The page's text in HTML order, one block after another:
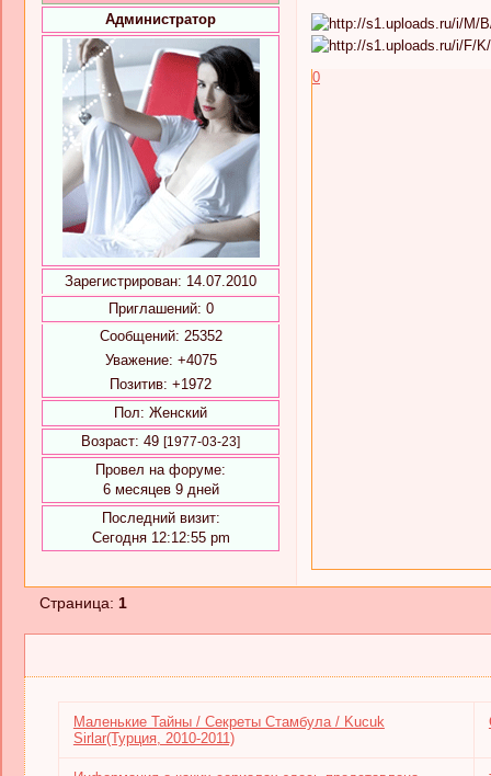
Администратор
Зарегистрирован: 14.07.2010
Приглашений: 0
Сообщений: 25352
Уважение: +4075
Позитив: +1972
Пол: Женский
Возраст: 49 [1977-03-23]
Провел на форуме:
6 месяцев 9 дней
Последний визит:
Сегодня 12:12:55 pm
0
Страница: 1
Маленькие Тайны / Секреты Стамбула / Kucuk
Sirlar(Турция, 2010-2011)